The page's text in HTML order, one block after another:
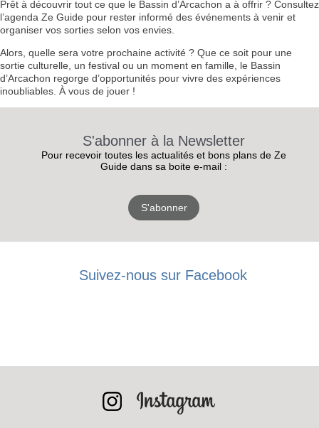
LES
Prêt à découvrir tout ce que le Bassin d’Arcachon a à offrir ? Consultez
l’agenda Ze Guide pour rester informé des événements à venir et
organiser vos sorties selon vos envies.
Alors, quelle sera votre prochaine activité ? Que ce soit pour une
sortie culturelle, un festival ou un moment en famille, le Bassin
d’Arcachon regorge d’opportunités pour vivre des expériences
inoubliables. À vous de jouer !
S'abonner à la Newsletter
Pour recevoir toutes les actualités et bons plans de Ze
Guide dans sa boite e-mail :
S'abonner
Suivez-nous sur Facebook